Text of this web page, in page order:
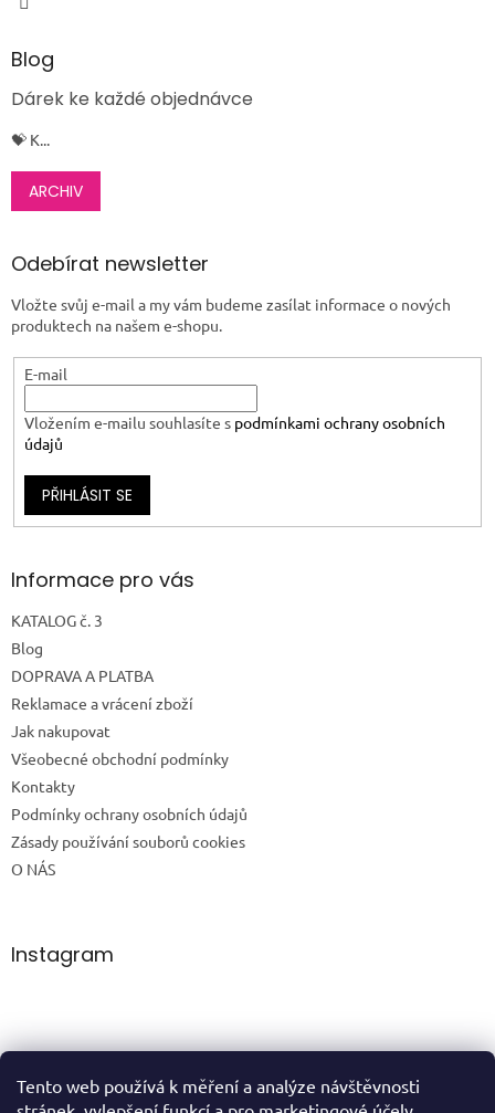
Tento web používá k měření a analýze návštěvnosti
Blog
Dárek ke každé objednávce
💝 K...
ARCHIV
Odebírat newsletter
Vložte svůj e-mail a my vám budeme zasílat informace o nových
produktech na našem e-shopu.
E-mail
Vložením e-mailu souhlasíte s podmínkami ochrany osobních
údajů
PŘIHLÁSIT SE
Informace pro vás
KATALOG č. 3
Blog
DOPRAVA A PLATBA
Reklamace a vrácení zboží
Jak nakupovat
Všeobecné obchodní podmínky
Kontakty
Podmínky ochrany osobních údajů
Zásady používání souborů cookies
O NÁS
Instagram
Sledovat na Instagramu